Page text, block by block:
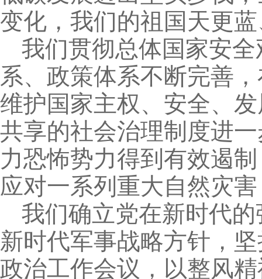
变化，我们的祖国天更
我们贯彻总体国家安
系、政策体系不断完善
维护国家主权、安全、
共享的社会治理制度进
力恐怖势力得到有效遏
应对一系列重大自然灾
我们确立党在新时代
新时代军事战略方针，
政治工作会议，以整风